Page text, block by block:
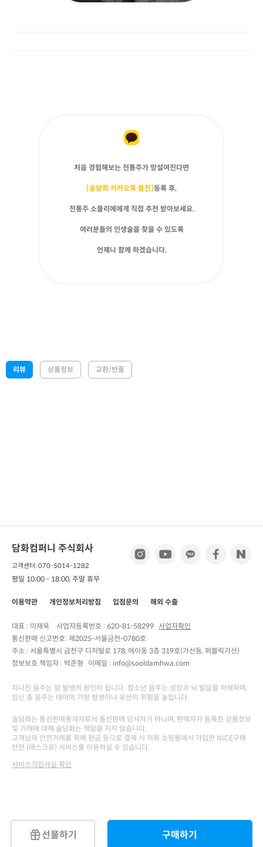
처음 경험해보는 전통주가 망설여진다면
[술담화 카카오톡 플친] 등록 후,
전통주 소믈리에에게 직접 추천 받아보세요.
여러분들의 인생술을 찾을 수 있도록
언제나 함께 하겠습니다.
리뷰 상품정보 교환/반품
선물하기 구매하기
담화컴퍼니 주식회사
고객센터: 070-5014-1282
평일 10:00 - 18:00, 주말 휴무
이용약관 개인정보처리방침 입점문의 해외 수출
대표 : 이재욱 사업자등록번호 : 620-81-58299 사업자확인
통신판매 신고번호: 제2025-서울금천-0780호
주소 : 서울특별시 금천구 디지털로 178, 에이동 3층 319호(가산동, 퍼블릭가산)
정보보호 책임자 : 박준형 이메일 : info@sooldamhwa.com
지나친 음주는 암 발생의 원인이 됩니다. 청소년 음주는 성장과 뇌 발달을 저해하며,
임신 중 음주는 태아의 기형 발생이나 유산의 위험을 높입니다.
술담화는 통신판매중개자로서 통신판매 당사자가 아니며, 판매자가 등록한 상품정보
및 거래에 대해 술담화는 책임을 지지 않습니다.
고객님의 안전거래를 위해 현금 등으로 결제 시 저희 쇼핑몰에서 가입한 NICE구매
안전 (에스크로) 서비스를 이용하실 수 있습니다.
서비스가입사실 확인